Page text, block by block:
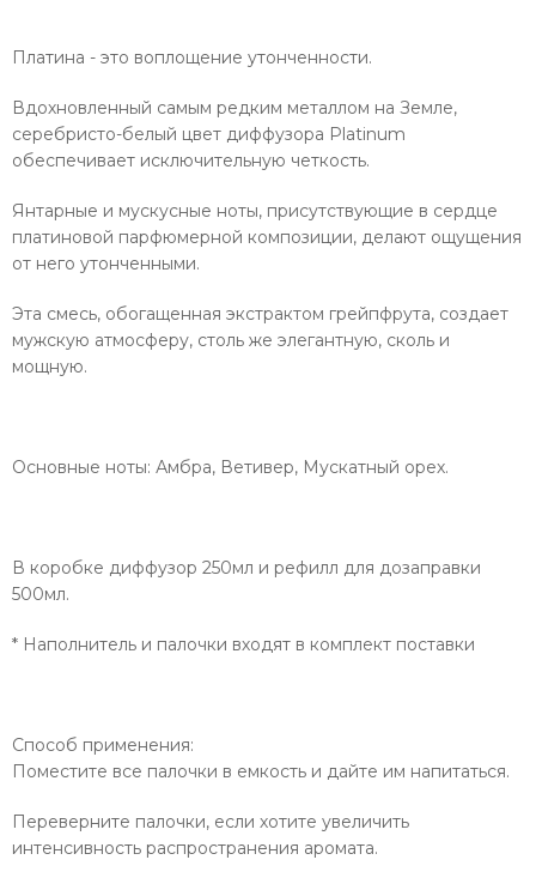
Платина - это воплощение утонченности.
Вдохновленный самым редким металлом на Земле,
серебристо-белый цвет диффузора Platinum
обеспечивает исключительную четкость.
Янтарные и мускусные ноты, присутствующие в сердце
платиновой парфюмерной композиции, делают ощущения
от него утонченными.
Эта смесь, обогащенная экстрактом грейпфрута, создает
мужскую атмосферу, столь же элегантную, сколь и
мощную.
Основные ноты: Амбра, Ветивер, Мускатный орех.
В коробке диффузор 250мл и рефилл для дозаправки
500мл.
* Наполнитель и палочки входят в комплект поставки
Способ применения:
Поместите все палочки в емкость и дайте им напитаться.
Переверните палочки, если хотите увеличить
интенсивность распространения аромата.